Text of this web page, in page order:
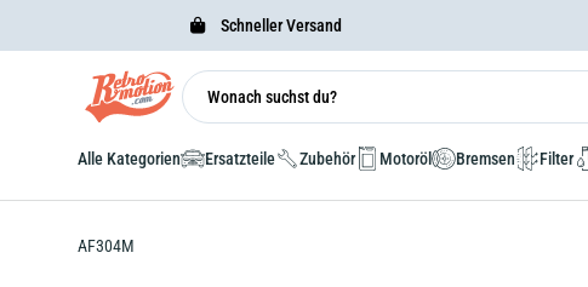
Schneller Versand
Alle Kategorien Ersatzteile Zubehör Motoröl Bremsen Filter
AF304M